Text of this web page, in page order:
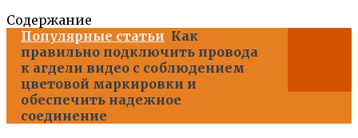
Содержание
Популярные статьи Как
правильно подключить провода
к агдели видео с соблюдением
цветовой маркировки и
обеспечить надежное
соединение